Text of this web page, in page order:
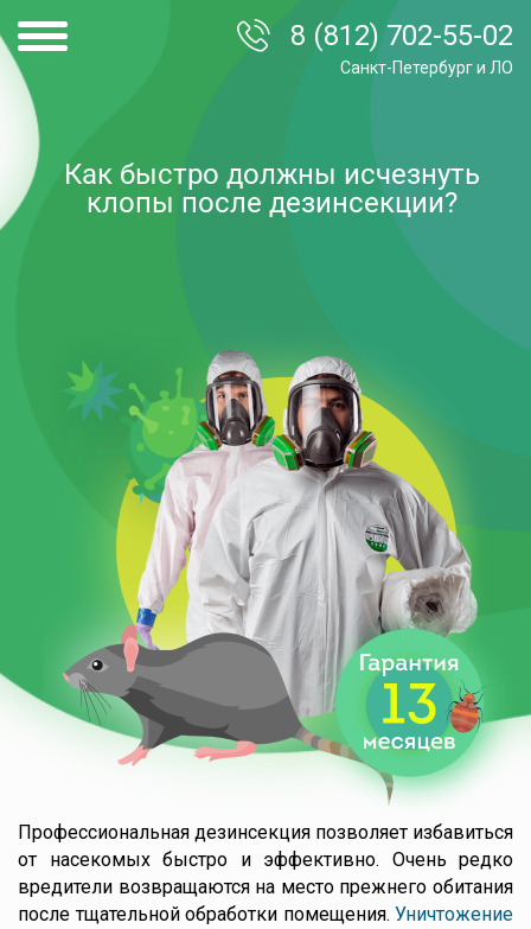
8 (812) 702-55-02
Санкт-Петербург и ЛО
Как быстро должны исчезнуть
клопы после дезинсекции?
Профессиональная дезинсекция позволяет избавиться
от насекомых быстро и эффективно. Очень редко
вредители возвращаются на место прежнего обитания
после тщательной обработки помещения. Уничтожение